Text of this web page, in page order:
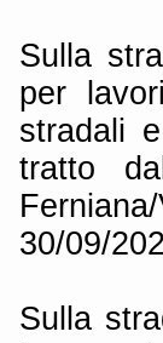
Sulla
per
stradali
tratto
30/09/
Sulla